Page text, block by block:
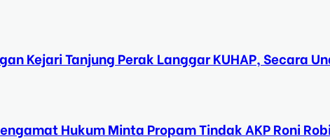
Kejari Tanjung Perak Langgar KUHAP, Secara
Hukum Minta Propam Tindak AKP Roni